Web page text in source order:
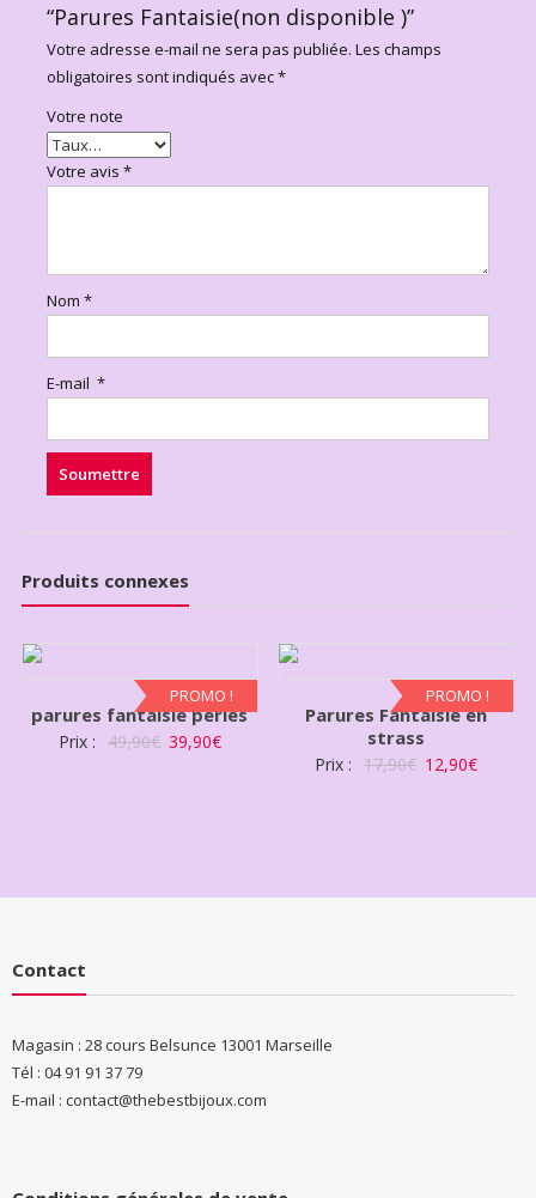
“Parures Fantaisie(non disponible )”
Votre adresse e-mail ne sera pas publiée. Les champs
obligatoires sont indiqués avec*
Votre note
Votre avis *
Nom *
E-mail *
Produits connexes
PROMO !
parures fantaisie perles
Prix : 49,90€ 39,90€
PROMO !
Parures Fantaisie en
strass
Prix : 17,90€ 12,90€
Contact
Magasin : 28 cours Belsunce 13001 Marseille
Tél : 04 91 91 37 79
E-mail : contact@thebestbijoux.com